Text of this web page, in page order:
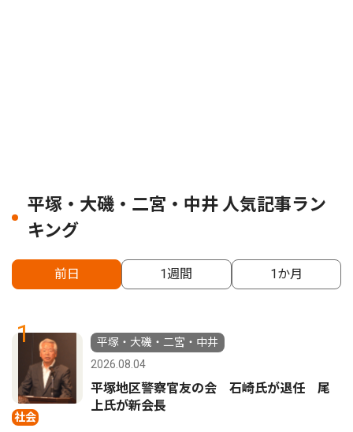
平塚・大磯・二宮・中井 人気記事ラン
キング
前日 1週間 1か月
1
社会
平塚・大磯・二宮・中井
2026.08.04
平塚地区警察官友の会 石崎氏が退任 尾
上氏が新会長